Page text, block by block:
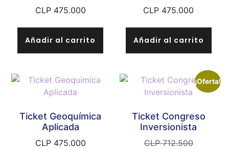
CLP 475.000
Añadir al carrito
CLP 475.000
Añadir al carrito
Ticket Geoquímica
Aplicada
CLP 475.000
¡Oferta!
Ticket Congreso
Inversionista
CLP712.500